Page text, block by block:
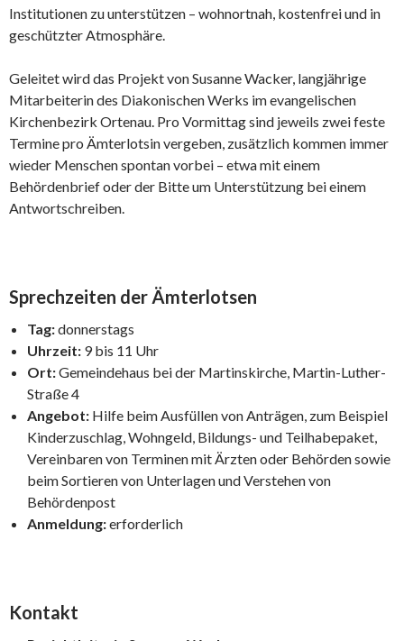
Institutionen zu unterstützen – wohnortnah, kostenfrei und in
geschützter Atmosphäre.
Geleitet wird das Projekt von Susanne Wacker, langjährige
Mitarbeiterin des Diakonischen Werks im evangelischen
Kirchenbezirk Ortenau. Pro Vormittag sind jeweils zwei feste
Termine pro Ämterlotsin vergeben, zusätzlich kommen immer
wieder Menschen spontan vorbei – etwa mit einem
Behördenbrief oder der Bitte um Unterstützung bei einem
Antwortschreiben.
Sprechzeiten der Ämterlotsen
Tag:donnerstags
Uhrzeit: 9 bis 11 Uhr
Ort:Gemeindehaus bei der Martinskirche, Martin-Luther-
Straße 4
Angebot: Hilfe beim Ausfüllen von Anträgen, zum Beispiel
Kinderzuschlag, Wohngeld, Bildungs- und Teilhabepaket,
Vereinbaren von Terminen mit Ärzten oder Behörden sowie
beim Sortieren von Unterlagen und Verstehen von
Behördenpost
Anmeldung:erforderlich
Kontakt